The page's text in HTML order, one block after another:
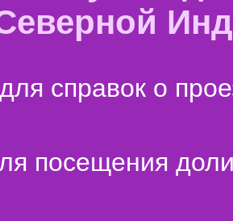
справок о
посещения